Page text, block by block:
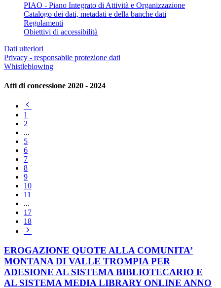
PIAO - Piano Integrato di Attività e Organizzazione
Catalogo dei dati, metadati e della banche dati
Regolamenti
Obiettivi di accessibilità
Dati ulteriori
Privacy - responsabile protezione dati
Whistleblowing
Atti di concessione 2020 - 2024
1
2
...
5
6
7
8
9
10
11
...
17
18
EROGAZIONE QUOTE ALLA COMUNITA’
MONTANA DI VALLE TROMPIA PER
ADESIONE AL SISTEMA BIBLIOTECARIO E
AL SISTEMA MEDIA LIBRARY ONLINE ANNO